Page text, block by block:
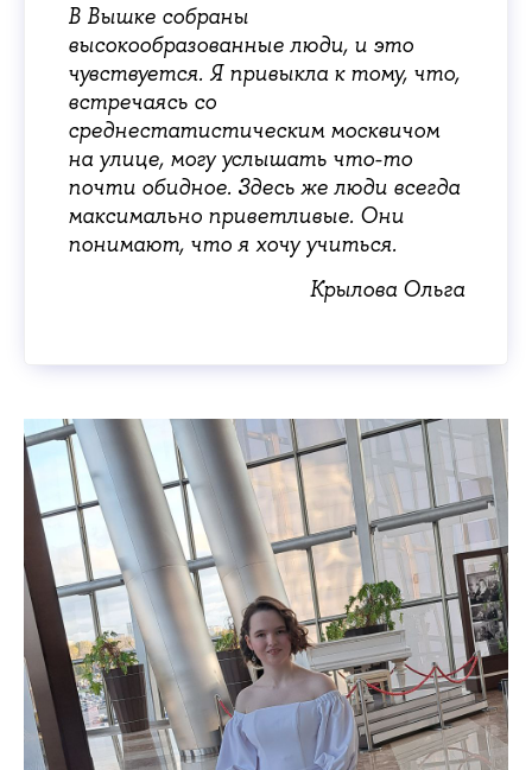
В Вышке собраны
высокообразованные люди, и это
чувствуется. Я привыкла к тому, что,
встречаясь со
среднестатистическим москвичом
на улице, могу услышать что-то
почти обидное. Здесь же люди всегда
максимально приветливые. Они
понимают, что я хочу учиться.
Крылова Ольга